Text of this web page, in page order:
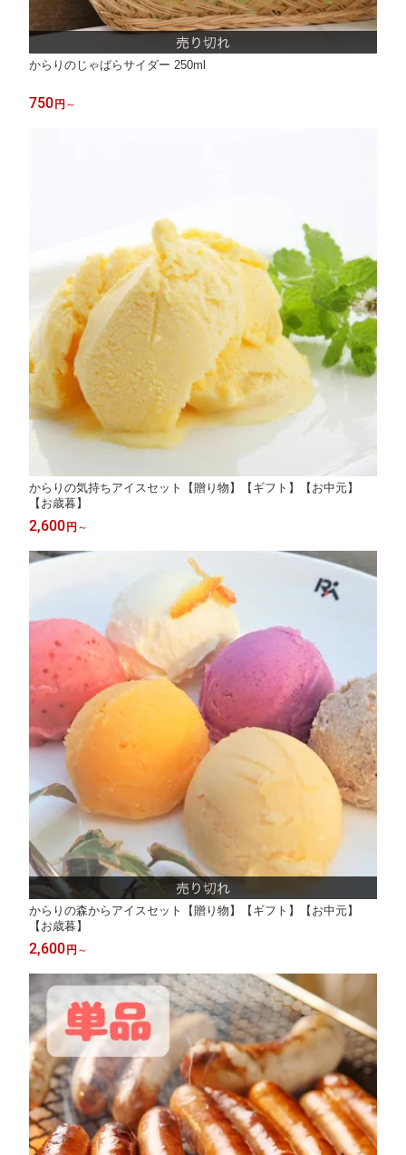
からりのじゃばらサイダー 250ml
750 円 ～
からりの気持ちアイスセット【贈り物】【ギフト】【お中元】
【お歳暮】
2,600 円 ～
からりの森からアイスセット【贈り物】【ギフト】【お中元】
【お歳暮】
2,600 円 ～